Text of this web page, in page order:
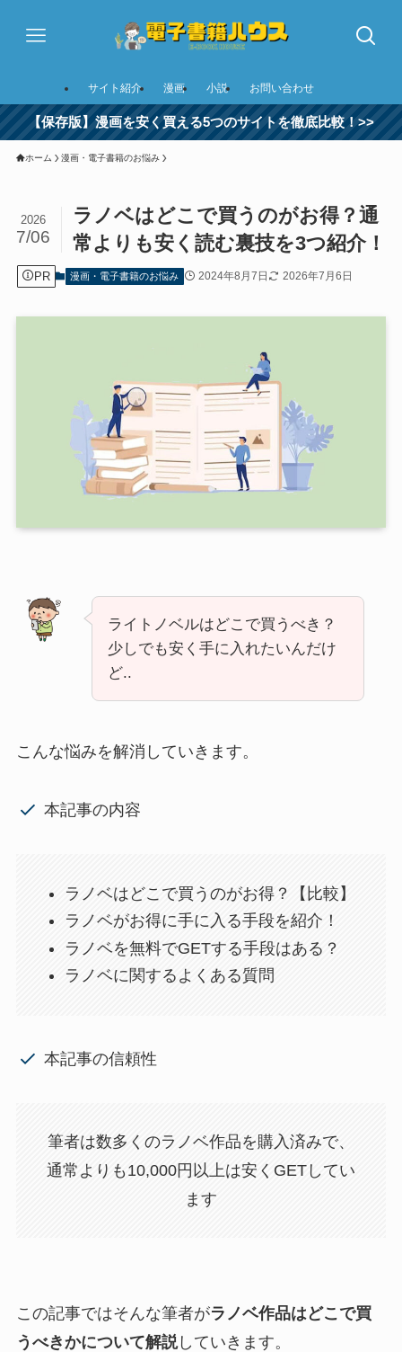
サイト紹介 漫画 小説 お問い合わせ
【保存版】漫画を安く買える5つのサイトを徹底比較！>>
ホーム 漫画・電子書籍のお悩み
ラノベはどこで買うのがお得？通
常よりも安く読む裏技を3つ紹介！
2026
7/06
PR 漫画・電子書籍のお悩み 2024年8月7日 2026年7月6日
ライトノベルはどこで買うべき？
少しでも安く手に入れたいんだけ
ど..
こんな悩みを解消していきます。
本記事の内容
ラノベはどこで買うのがお得？【比較】
ラノベがお得に手に入る手段を紹介！
ラノベを無料でGETする手段はある？
ラノベに関するよくある質問
本記事の信頼性
筆者は数多くのラノベ作品を購入済みで、
通常よりも10,000円以上は安くGETしてい
ます
この記事ではそんな筆者がラノベ作品はどこで買
うべきかについて解説していきます。